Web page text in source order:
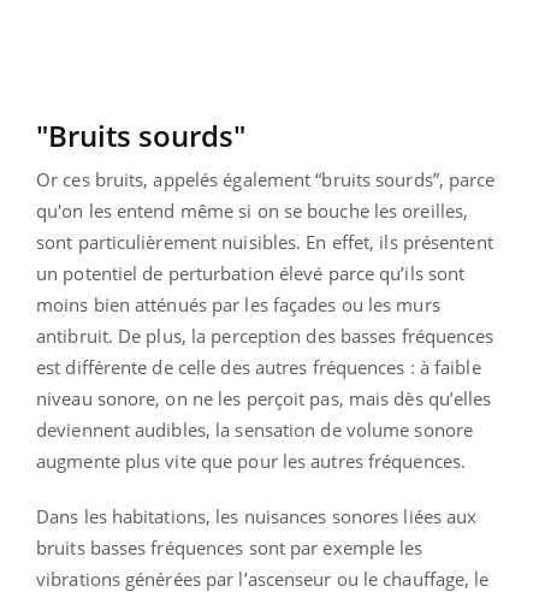
"Bruits sourds"
Or ces bruits, appelés également “bruits sourds”, parce
qu'on les entend même si on se bouche les oreilles,
sont particulièrement nuisibles. En effet, ils présentent
un potentiel de perturbation élevé parce qu’ils sont
moins bien atténués par les façades ou les murs
antibruit. De plus, la perception des basses fréquences
est différente de celle des autres fréquences : à faible
niveau sonore, on ne les perçoit pas, mais dès qu’elles
deviennent audibles, la sensation de volume sonore
augmente plus vite que pour les autres fréquences.
Dans les habitations, les nuisances sonores liées aux
bruits basses fréquences sont par exemple les
vibrations générées par l’ascenseur ou le chauffage, le